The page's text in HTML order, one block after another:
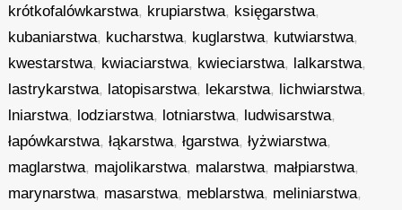
krótkofalówkarstwa, krupiarstwa, księgarstwa,
kubaniarstwa, kucharstwa, kuglarstwa, kutwiarstwa,
kwestarstwa, kwiaciarstwa, kwieciarstwa, lalkarstwa,
lastrykarstwa, latopisarstwa, lekarstwa, lichwiarstwa,
lniarstwa, lodziarstwa, lotniarstwa, ludwisarstwa,
łapówkarstwa,łąkarstwa,łgarstwa,łyżwiarstwa,
maglarstwa, majolikarstwa, malarstwa, małpiarstwa,
marynarstwa, masarstwa, meblarstwa, meliniarstwa,